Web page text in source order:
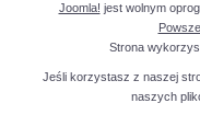
Joomla! jest wolnym
Strona
Jeśli korzystasz z naszej
naszych